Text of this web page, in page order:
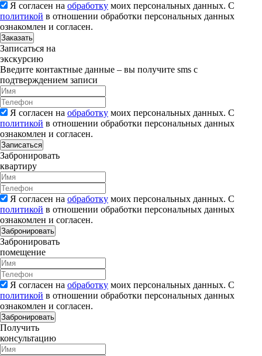
Я согласен на обработку моих персональных данных. С
политикой в отношении обработки персональных данных
ознакомлен и согласен.
Заказать
Записаться на
экскурсию
Введите контактные данные – вы получите sms с
подтверждением записи
Я согласен на обработку моих персональных данных. С
политикой в отношении обработки персональных данных
ознакомлен и согласен.
Записаться
Забронировать
квартиру
Я согласен на обработку моих персональных данных. С
политикой в отношении обработки персональных данных
ознакомлен и согласен.
Забронировать
Забронировать
помещение
Я согласен на обработку моих персональных данных. С
политикой в отношении обработки персональных данных
ознакомлен и согласен.
Забронировать
Получить
консультацию